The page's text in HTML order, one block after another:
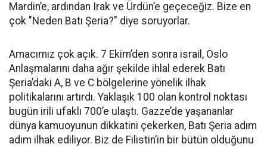
Mardin’e, ardından Irak ve Ürdün’e geçeceğiz. Bize en
çok "Neden Batı Şeria?" diye soruyorlar.
Amacımız çok açık. 7 Ekim’den sonra israil, Oslo
Anlaşmalarını daha ağır şekilde ihlal ederek Batı
Şeria’daki A, B ve C bölgelerine yönelik ilhak
politikalarını artırdı. Yaklaşık 100 olan kontrol noktası
bugün irili ufaklı 700’e ulaştı. Gazze’de yaşananlar
dünya kamuoyunun dikkatini çekerken, Batı Şeria adım
adım ilhak ediliyor. Biz de Filistin’in bir bütün olduğunu